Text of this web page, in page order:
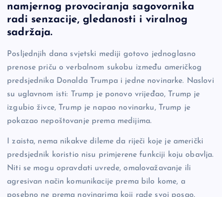
o
k
k
namjernog provociranja sagovornika
radi senzacije, gledanosti i viralnog
sadržaja.
Posljednjih dana svjetski mediji gotovo jednoglasno
prenose priču o verbalnom sukobu između američkog
predsjednika Donalda Trumpa i jedne novinarke. Naslovi
su uglavnom isti: Trump je ponovo vrijeđao, Trump je
izgubio živce, Trump je napao novinarku, Trump je
pokazao nepoštovanje prema medijima.
I zaista, nema nikakve dileme da riječi koje je američki
predsjednik koristio nisu primjerene funkciji koju obavlja.
Niti se mogu opravdati uvrede, omalovažavanje ili
agresivan način komunikacije prema bilo kome, a
posebno ne prema novinarima koji rade svoj posao.